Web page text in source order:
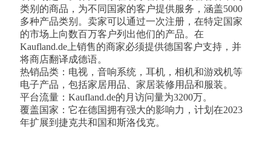
类别的商品，为不同国家的客户提供服务，涵盖5000
多种产品类别。卖家可以通过一次注册，在特定国家
的市场上向数百万客户列出他们的产品。在
Kaufland.de上销售的商家必须提供德国客户支持，并
将商店翻译成德语。
热销品类：电视，音响系统，耳机，相机和游戏机等
电子产品，包括家居用品、家居装修用品和服装。
平台流量：Kaufland.de的月访问量为3200万。
覆盖国家：它在德国拥有强大的影响力，计划在2023
年扩展到捷克共和国和斯洛伐克。